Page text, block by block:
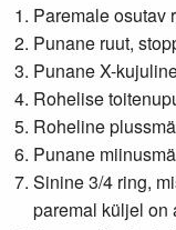
Paremale osutav
Punane ruut,
Punane X-
Rohelise
Roheline
Punane
Sinine 3/4 ring,
paremal küljel on